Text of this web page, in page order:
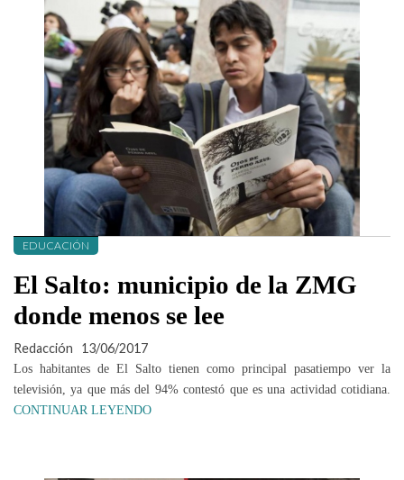
EDUCACIÓN
El Salto: municipio de la ZMG
donde menos se lee
Redacción 13/06/2017
Los habitantes de El Salto tienen como principal pasatiempo ver la
televisión, ya que más del 94% contestó que es una actividad cotidiana.
CONTINUAR LEYENDO